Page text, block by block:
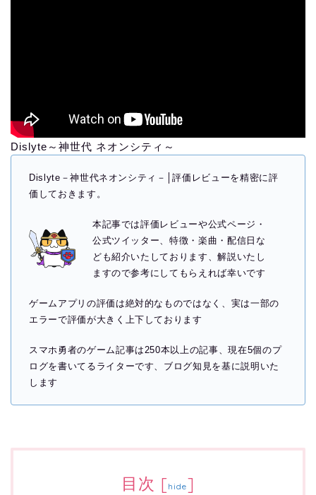
Dislyte～神世代 ネオンシティ～
Dislyte－神世代ネオンシティ－│評価レビューを精密に評
価しておきます。
本記事では評価レビューや公式ページ・
公式ツイッター、特徴・楽曲・配信日な
ども紹介いたしております、解説いたし
ますので参考にしてもらえれば幸いです
ゲームアプリの評価は絶対的なものではなく、実は一部の
エラーで評価が大きく上下しております
スマホ勇者のゲーム記事は250本以上の記事、現在5個のプ
ログを書いてるライターです、ブログ知見を基に説明いた
します
目次 [hide]